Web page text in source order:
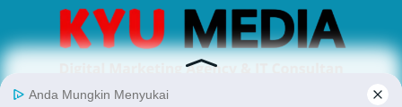
About Our Kabarbaru.co